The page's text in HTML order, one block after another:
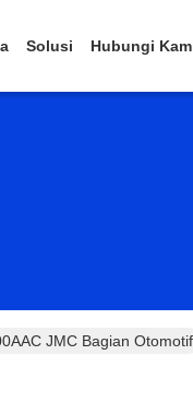
Solusi Hubungi
JMC Bagian Otomotif